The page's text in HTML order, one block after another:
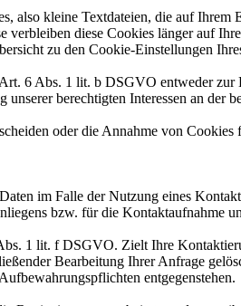
also kleine Textdateien, die auf Ihrem
verbleiben diese Cookies länger auf
zu den Cookie-Einstellungen
6 Abs. 1 lit. b DSGVO entweder
berechtigten Interessen an der
oder die Annahme von Cookies
im Falle der Nutzung eines
bzw. für die Kontaktaufnahme
1 lit. f DSGVO. Zielt Ihre
Bearbeitung Ihrer Anfrage
entgegenstehen.